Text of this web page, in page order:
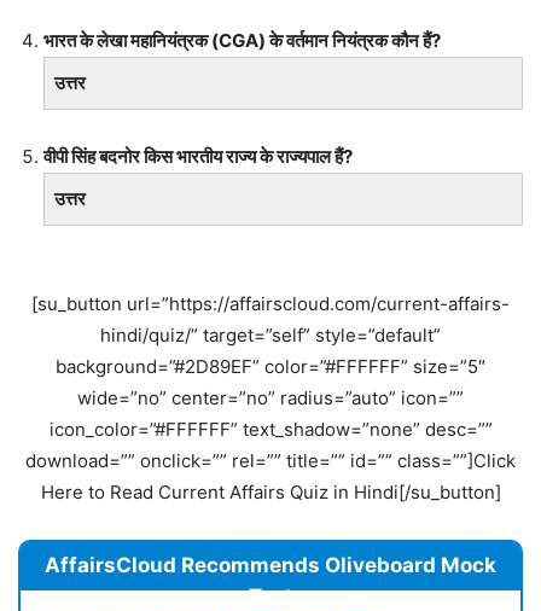
भारत के लेखा महानियंत्रक (CGA) के वर्तमान नियंत्रक कौन हैं?
उत्तर
वीपी सिंह बदनोर किस भारतीय राज्य के राज्यपाल हैं?
उत्तर
[su_button url=”https://affairscloud.com/current-affairs-
hindi/quiz/” target=”self” style=”default”
background=”#2D89EF” color=”#FFFFFF” size=”5″
wide=”no” center=”no” radius=”auto” icon=””
icon_color=”#FFFFFF” text_shadow=”none” desc=””
download=”” onclick=”” rel=”” title=”” id=”” class=””]Click
Here to Read Current Affairs Quiz in Hindi[/su_button]
AffairsCloud Recommends Oliveboard Mock
Test